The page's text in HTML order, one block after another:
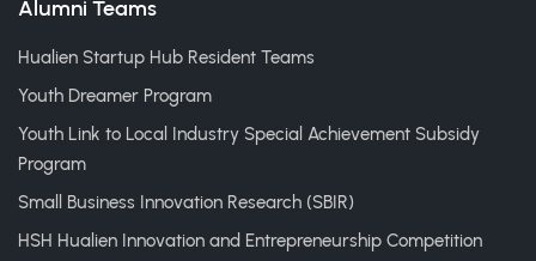
Alumni Teams
Hualien Startup Hub Resident Teams
Youth Dreamer Program
Youth Link to Local Industry Special Achievement Subsidy
Program
Small Business Innovation Research (SBIR)
HSH Hualien Innovation and Entrepreneurship Competition